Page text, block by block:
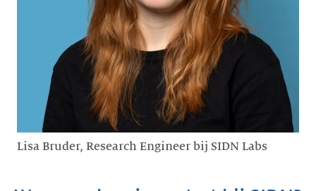
Lisa Bruder, Research Engineer bij SIDN Labs